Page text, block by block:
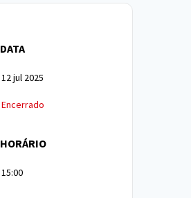
DATA
12 jul 2025
Encerrado
HORÁRIO
15:00